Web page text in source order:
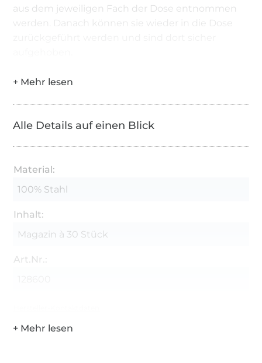
aus dem jeweiligen Fach der Dose entnommen
werden. Danach können sie wieder in die Dose
Alle Details auf einen Blick
Material:
100% Stahl
Inhalt:
Magazin à 30 Stück
Art.Nr.: